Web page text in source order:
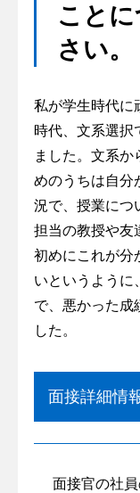
こと
さい。
私が学生時代に
時代、文系選択
ました。文系か
めのうちは自分
況で、授業につ
担当の教授や友
初めにこれが分
いというように
で、悪かった成
した。
面接詳細情
面接官の社